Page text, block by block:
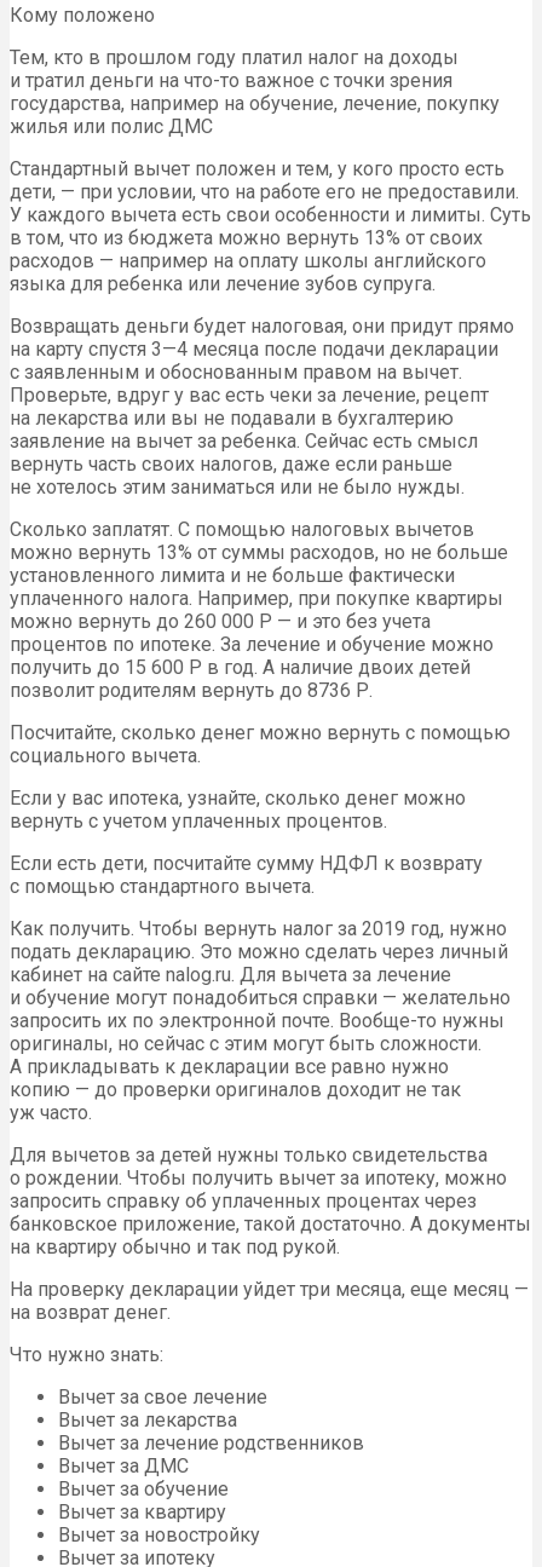
Кому положено
Тем, кто в прошлом году платил налог на доходы
и тратил деньги на что-то важное с точки зрения
государства, например на обучение, лечение, покупку
жилья или полис ДМС
Стандартный вычет положен и тем, у кого просто есть
дети, — при условии, что на работе его не предоставили.
У каждого вычета есть свои особенности и лимиты. Суть
в том, что из бюджета можно вернуть 13% от своих
расходов — например на оплату школы английского
языка для ребенка или лечение зубов супруга.
Возвращать деньги будет налоговая, они придут прямо
на карту спустя 3—4 месяца после подачи декларации
с заявленным и обоснованным правом на вычет.
Проверьте, вдруг у вас есть чеки за лечение, рецепт
на лекарства или вы не подавали в бухгалтерию
заявление на вычет за ребенка. Сейчас есть смысл
вернуть часть своих налогов, даже если раньше
не хотелось этим заниматься или не было нужды.
Сколько заплатят. С помощью налоговых вычетов
можно вернуть 13% от суммы расходов, но не больше
установленного лимита и не больше фактически
уплаченного налога. Например, при покупке квартиры
можно вернуть до 260 000 Р — и это без учета
процентов по ипотеке. За лечение и обучение можно
получить до 15 600 Р в год. А наличие двоих детей
позволит родителям вернуть до 8736 Р.
Посчитайте, сколько денег можно вернуть с помощью
социального вычета.
Если у вас ипотека, узнайте, сколько денег можно
вернуть с учетом уплаченных процентов.
Если есть дети, посчитайте сумму НДФЛ к возврату
с помощью стандартного вычета.
Как получить. Чтобы вернуть налог за 2019 год, нужно
подать декларацию. Это можно сделать через личный
кабинет на сайте nalog.ru. Для вычета за лечение
и обучение могут понадобиться справки — желательно
запросить их по электронной почте. Вообще-то нужны
оригиналы, но сейчас с этим могут быть сложности.
А прикладывать к декларации все равно нужно
копию — до проверки оригиналов доходит не так
уж часто.
Для вычетов за детей нужны только свидетельства
о рождении. Чтобы получить вычет за ипотеку, можно
запросить справку об уплаченных процентах через
банковское приложение, такой достаточно. А документы
на квартиру обычно и так под рукой.
На проверку декларации уйдет три месяца, еще месяц —
на возврат денег.
Что нужно знать:
Вычет за свое лечение
Вычет за лекарства
Вычет за лечение родственников
Вычет за ДМС
Вычет за обучение
Вычет за квартиру
Вычет за новостройку
Вычет за ипотеку